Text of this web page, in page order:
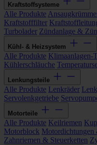
Kraftstoffsysteme
Alle Produkte
Kraftstofffilter
Turbolader Zündanlage &
Kühl- & Heizsystem
Alle Produkte Klimaanlagen-
Kühlerschläuche
Lenkungsteile
Alle Produkte Lenkräder
Servolenkgetriebe
Motorteile
Alle Produkte Keilriemen
Motorblock Motordichtungen
Zahnriemen & Steuerketten